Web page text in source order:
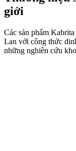
giới
Các sản phẩm
Lan với công thức
những nghiên cứu